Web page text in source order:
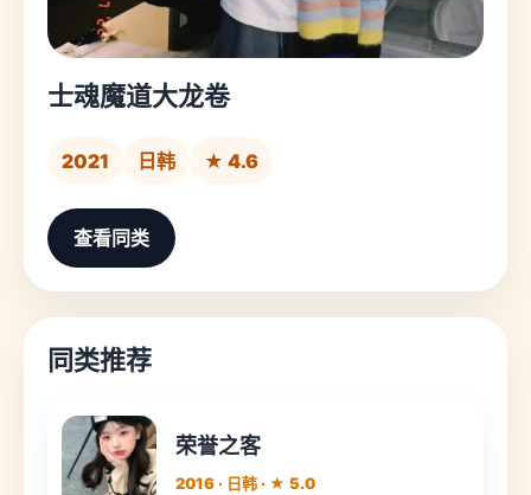
士魂魔道大龙卷
2021 日韩 ★ 4.6
查看同类
同类推荐
荣誉之客
2016 · 日韩 · ★ 5.0